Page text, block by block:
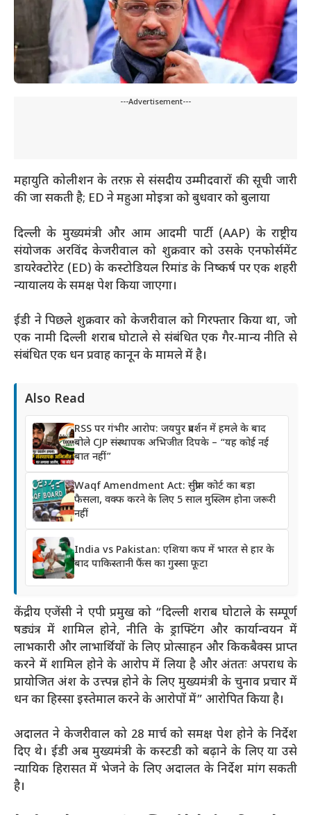
---Advertisement---
महायुति कोलीशन के तरफ़ से संसदीय उम्मीदवारों की सूची जारी
की जा सकती है; ED ने महुआ मोइत्रा को बुधवार को बुलाया
दिल्ली के मुख्यमंत्री और आम आदमी पार्टी (AAP) के राष्ट्रीय
संयोजक अरविंद केजरीवाल को शुक्रवार को उसके एनफोर्समेंट
डायरेक्टोरेट (ED) के कस्टोडियल रिमांड के निष्कर्ष पर एक शहरी
न्यायालय के समक्ष पेश किया जाएगा।
ईडी ने पिछले शुक्रवार को केजरीवाल को गिरफ्तार किया था, जो
एक नामी दिल्ली शराब घोटाले से संबंधित एक गैर-मान्य नीति से
संबंधित एक धन प्रवाह कानून के मामले में है।
Also Read
RSS पर गंभीर आरोप: जयपुर प्रदर्शन में हमले के बाद
बोले CJP संस्थापक अभिजीत दिपके – “यह कोई नई
बात नहीं”
Waqf Amendment Act: सुप्रीम कोर्ट का बड़ा
फैसला, वक्फ करने के लिए 5 साल मुस्लिम होना जरूरी
नहीं
India vs Pakistan: एशिया कप में भारत से हार के
बाद पाकिस्तानी फैंस का गुस्सा फूटा
केंद्रीय एजेंसी ने एपी प्रमुख को “दिल्ली शराब घोटाले के सम्पूर्ण
षड्यंत्र में शामिल होने, नीति के ड्राफ्टिंग और कार्यान्वयन में
लाभकारी और लाभार्थियों के लिए प्रोत्साहन और किकबैक्स प्राप्त
करने में शामिल होने के आरोप में लिया है और अंततः अपराध के
प्रायोजित अंश के उत्त्पन्न होने के लिए मुख्यमंत्री के चुनाव प्रचार में
धन का हिस्सा इस्तेमाल करने के आरोपों में” आरोपित किया है।
अदालत ने केजरीवाल को 28 मार्च को समक्ष पेश होने के निर्देश
दिए थे। ईडी अब मुख्यमंत्री के कस्टडी को बढ़ाने के लिए या उसे
न्यायिक हिरासत में भेजने के लिए अदालत के निर्देश मांग सकती
है।